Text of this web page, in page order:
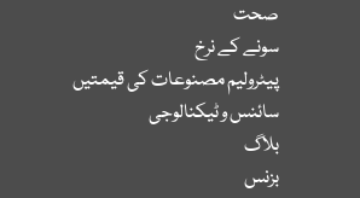
صحت
سونے کے نرخ
پیٹرولیم مصنوعات کی قیمتیں
سائنس و ٹیکنالوجی
بلاگ
بزنس